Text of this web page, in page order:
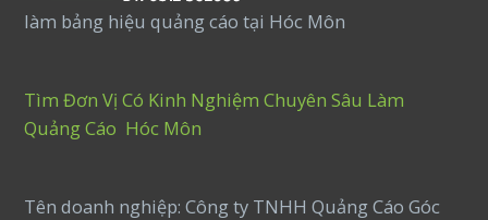
làm bảng hiệu quảng cáo tại Hóc Môn
Tìm Đơn Vị Có Kinh Nghiệm Chuyên Sâu Làm
Quảng Cáo Hóc Môn
Tên doanh nghiệp: Công ty TNHH Quảng Cáo Góc